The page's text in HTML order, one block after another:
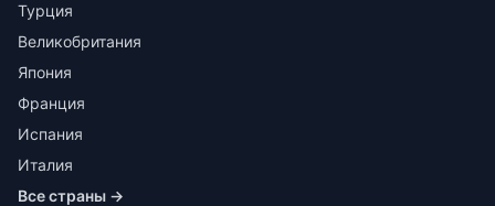
Турция
Великобритания
Япония
Франция
Испания
Италия
Все страны →